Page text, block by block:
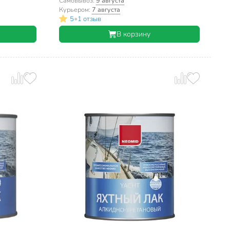
Курьером: 7 августа
5•1 отзыв
В корзину